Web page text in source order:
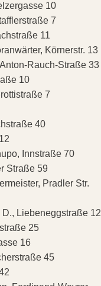
10
7
11
Körnerstr. 13
Rauch-Straße 33
10
7
40
Innstraße 70
Straße 59
Pradler Str.
Liebeneggstraße 12
25
16
45